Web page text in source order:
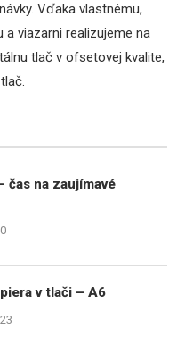
Vďaka vlastnému,
viazarni realizujeme na
tlač v ofsetovej kvalite,
čas na zaujímavé
v tlači – A6